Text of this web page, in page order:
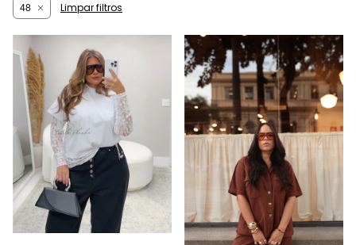
48 Limpar filtros